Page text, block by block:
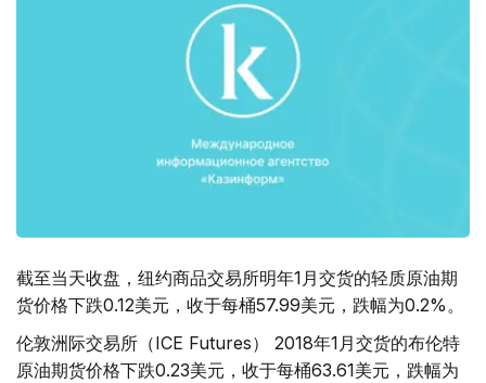
截至当天收盘，纽约商品交易所明年1月交货的轻质原油期
货价格下跌0.12美元，收于每桶57.99美元，跌幅为0.2%。
伦敦洲际交易所（ICE Futures） 2018年1月交货的布伦特
原油期货价格下跌0.23美元，收于每桶63.61美元，跌幅为